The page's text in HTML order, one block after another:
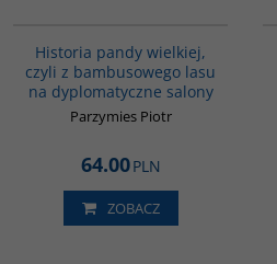
Historia pandy wielkiej,
czyli z bambusowego lasu
na dyplomatyczne salony
Parzymies Piotr
64.00PLN
ZOBACZ